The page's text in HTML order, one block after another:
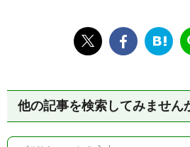
他の記事を検索してみません